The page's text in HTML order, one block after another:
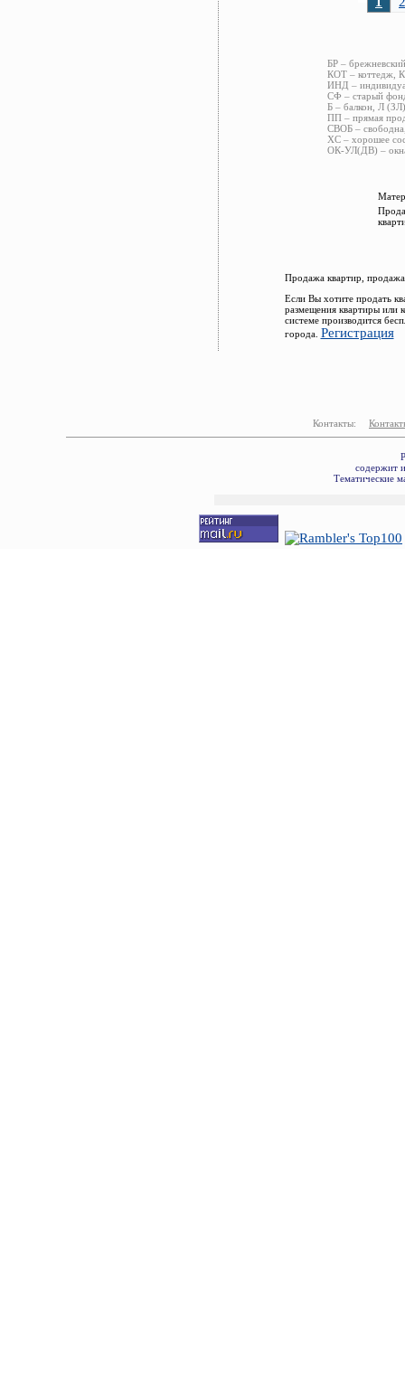
БР –
КОТ – коттедж,
ИНД –
СФ – старый
Б – балкон, Л
ПП – прямая
СВОБ –
ХС – хорошее
ОК-УЛ(ДВ) –
Продажа квартир,
Если Вы хотите продать
размещения квартиры или
системе производится
города. Регистрация
Контакты:
содержит
Тематические